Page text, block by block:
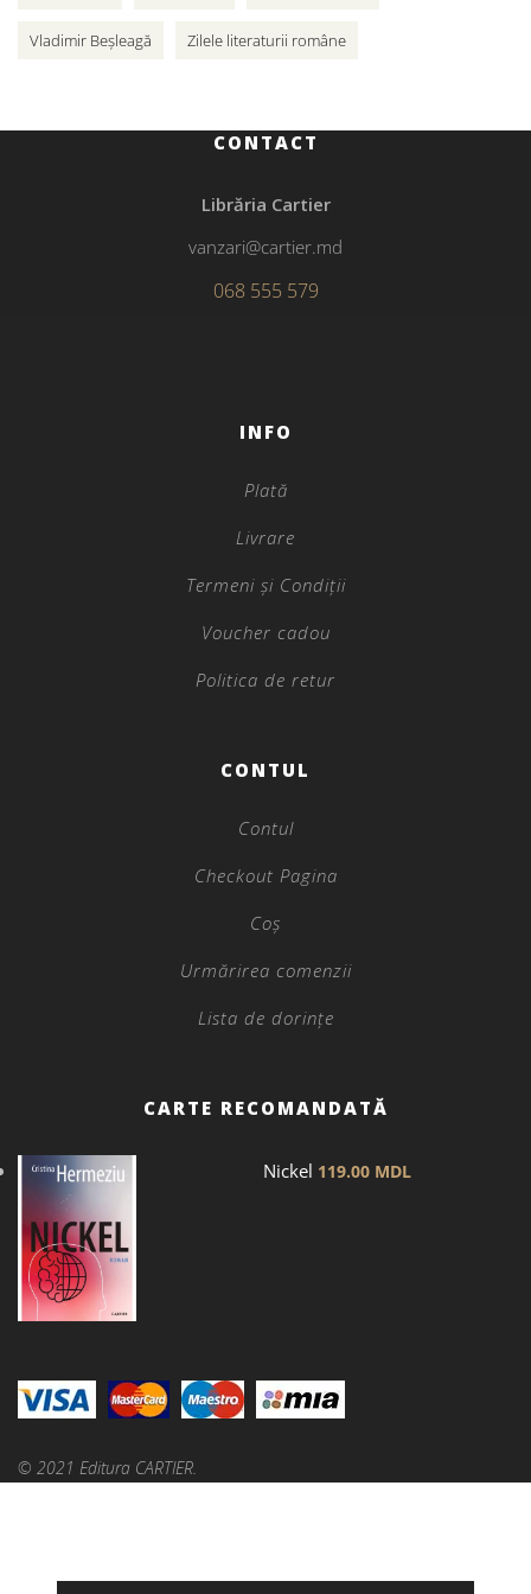
Vladimir Beșleagă Zilele literaturii române
CONTACT
Librăria Cartier
vanzari@cartier.md
068 555 579
INFO
Plată
Livrare
Termeni și Condiții
Voucher cadou
Politica de retur
CONTUL
Contul
Checkout Pagina
Coș
Urmărirea comenzii
Lista de dorințe
CARTE RECOMANDATĂ
Nickel 119.00 MDL
© 2021 Editura CARTIER.